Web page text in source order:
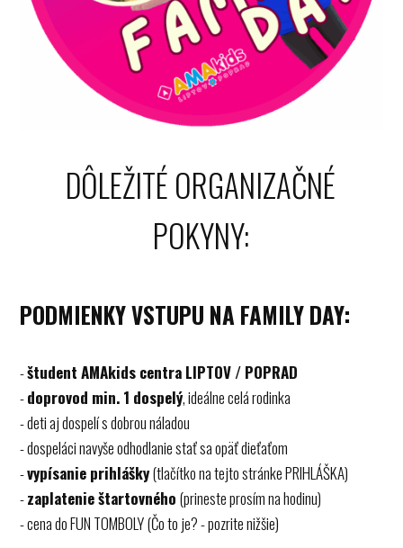
DÔLEŽITÉ ORGANIZAČNÉ
POKYNY:
PODMIENKY VSTUPU NA FAMILY DAY:
-študent AMAkids centra LIPTOV / POPRAD
-doprovod min. 1 dospelý, ideálne celá rodinka
- deti aj dospelí s dobrou náladou
- dospeláci navyše odhodlanie stať sa opäť dieťaťom
-vypísanie prihlášky(tlačítko na tejto stránke PRIHLÁŠKA)
-zaplatenie štartovného (prineste prosím na hodinu)
- cena do FUN TOMBOLY (Čo to je? - pozrite nižšie)